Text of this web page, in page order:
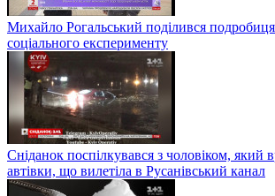
Михайло Рогальський поділився
соціального експерименту
Сніданок поспілкувався з чоловіком, який
автівки, що вилетіла в Русанівський канал